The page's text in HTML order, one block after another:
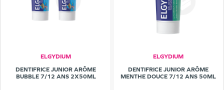
ELGYDIUM
DENTIFRICE JUNIOR ARÔME
BUBBLE 7/12 ANS 2X50ML
ELGYDIUM
DENTIFRICE JUNIOR ARÔME
MENTHE DOUCE 7/12 ANS 50ML